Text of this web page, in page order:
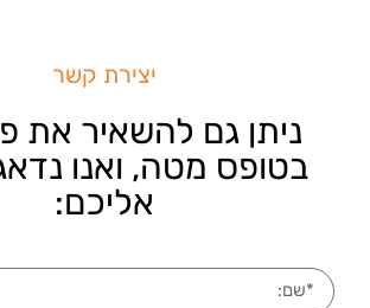
יצירת קשר
ניתן גם להשאיר את
בטופס מטה, ואנו
אליכם: